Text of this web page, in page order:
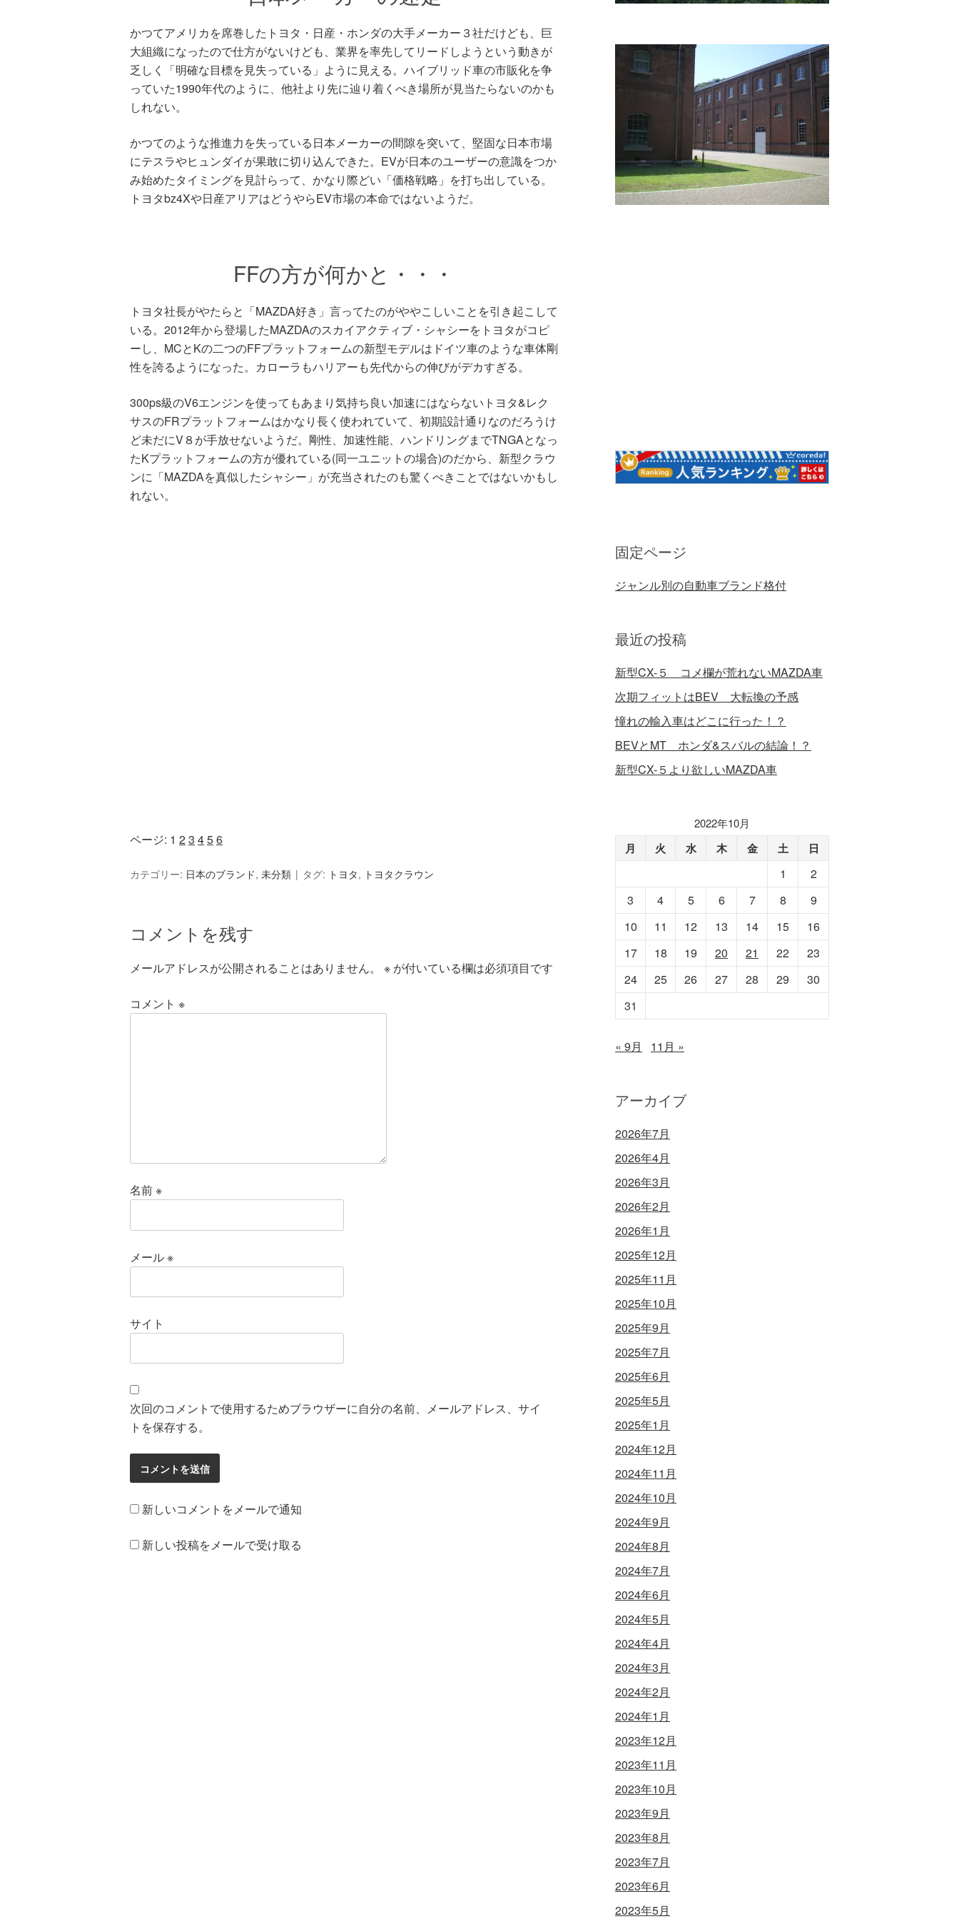
かつてアメリカを席巻したトヨタ・日産・ホンダの大手メーカー３社だけども、巨
大組織になったので仕方がないけども、業界を率先してリードしようという動きが
乏しく「明確な目標を見失っている」ように見える。ハイブリッド車の市販化を争
っていた1990年代のように、他社より先に辿り着くべき場所が見当たらないのかも
しれない。
かつてのような推進力を失っている日本メーカーの間隙を突いて、堅固な日本市場
にテスラやヒュンダイが果敢に切り込んできた。EVが日本のユーザーの意識をつか
み始めたタイミングを見計らって、かなり際どい「価格戦略」を打ち出している。
トヨタbz4Xや日産アリアはどうやらEV市場の本命ではないようだ。
FFの方が何かと・・・
トヨタ社長がやたらと「MAZDA好き」言ってたのがややこしいことを引き起こして
いる。2012年から登場したMAZDAのスカイアクティブ・シャシーをトヨタがコピ
ーし、MCとKの二つのFFプラットフォームの新型モデルはドイツ車のような車体剛
性を誇るようになった。カローラもハリアーも先代からの伸びがデカすぎる。
300ps級のV6エンジンを使ってもあまり気持ち良い加速にはならないトヨタ&レク
サスのFRプラットフォームはかなり長く使われていて、初期設計通りなのだろうけ
ど未だにV８が手放せないようだ。剛性、加速性能、ハンドリングまでTNGAとなっ
たKプラットフォームの方が優れている(同一ユニットの場合)のだから、新型クラウ
ンに「MAZDAを真似したシャシー」が充当されたのも驚くべきことではないかもし
れない。
ページ: 1 23 456
カテゴリー: 日本のブランド, 未分類 タグ: トヨタ, トヨタクラウン
コメントを残す
メールアドレスが公開されることはありません。 ※ が付いている欄は必須項目です
コメント ※
名前※
メール※
サイト
次回のコメントで使用するためブラウザーに自分の名前、メールアドレス、サイ
トを保存する。
新しいコメントをメールで通知
新しい投稿をメールで受け取る
固定ページ
ジャンル別の自動車ブランド格付
最近の投稿
新型CX-５ コメ欄が荒れないMAZDA車
次期フィットはBEV 大転換の予感
憧れの輸入車はどこに行った！？
BEVとMT ホンダ&スバルの結論！？
新型CX-５より欲しいMAZDA車
2022年10月
月 火 水 木 金 土 日
1
2
3
4 5 6 7 8
9
10
11 12 13 14 15
16
17
18 19 20 21 22
23
24
25 26 27 28 29
30
31
« 9月 11月 »
アーカイブ
2026年7月
2026年4月
2026年3月
2026年2月
2026年1月
2025年12月
2025年11月
2025年10月
2025年9月
2025年7月
2025年6月
2025年5月
2025年1月
2024年12月
2024年11月
2024年10月
2024年9月
2024年8月
2024年7月
2024年6月
2024年5月
2024年4月
2024年3月
2024年2月
2024年1月
2023年12月
2023年11月
2023年10月
2023年9月
2023年8月
2023年7月
2023年6月
2023年5月